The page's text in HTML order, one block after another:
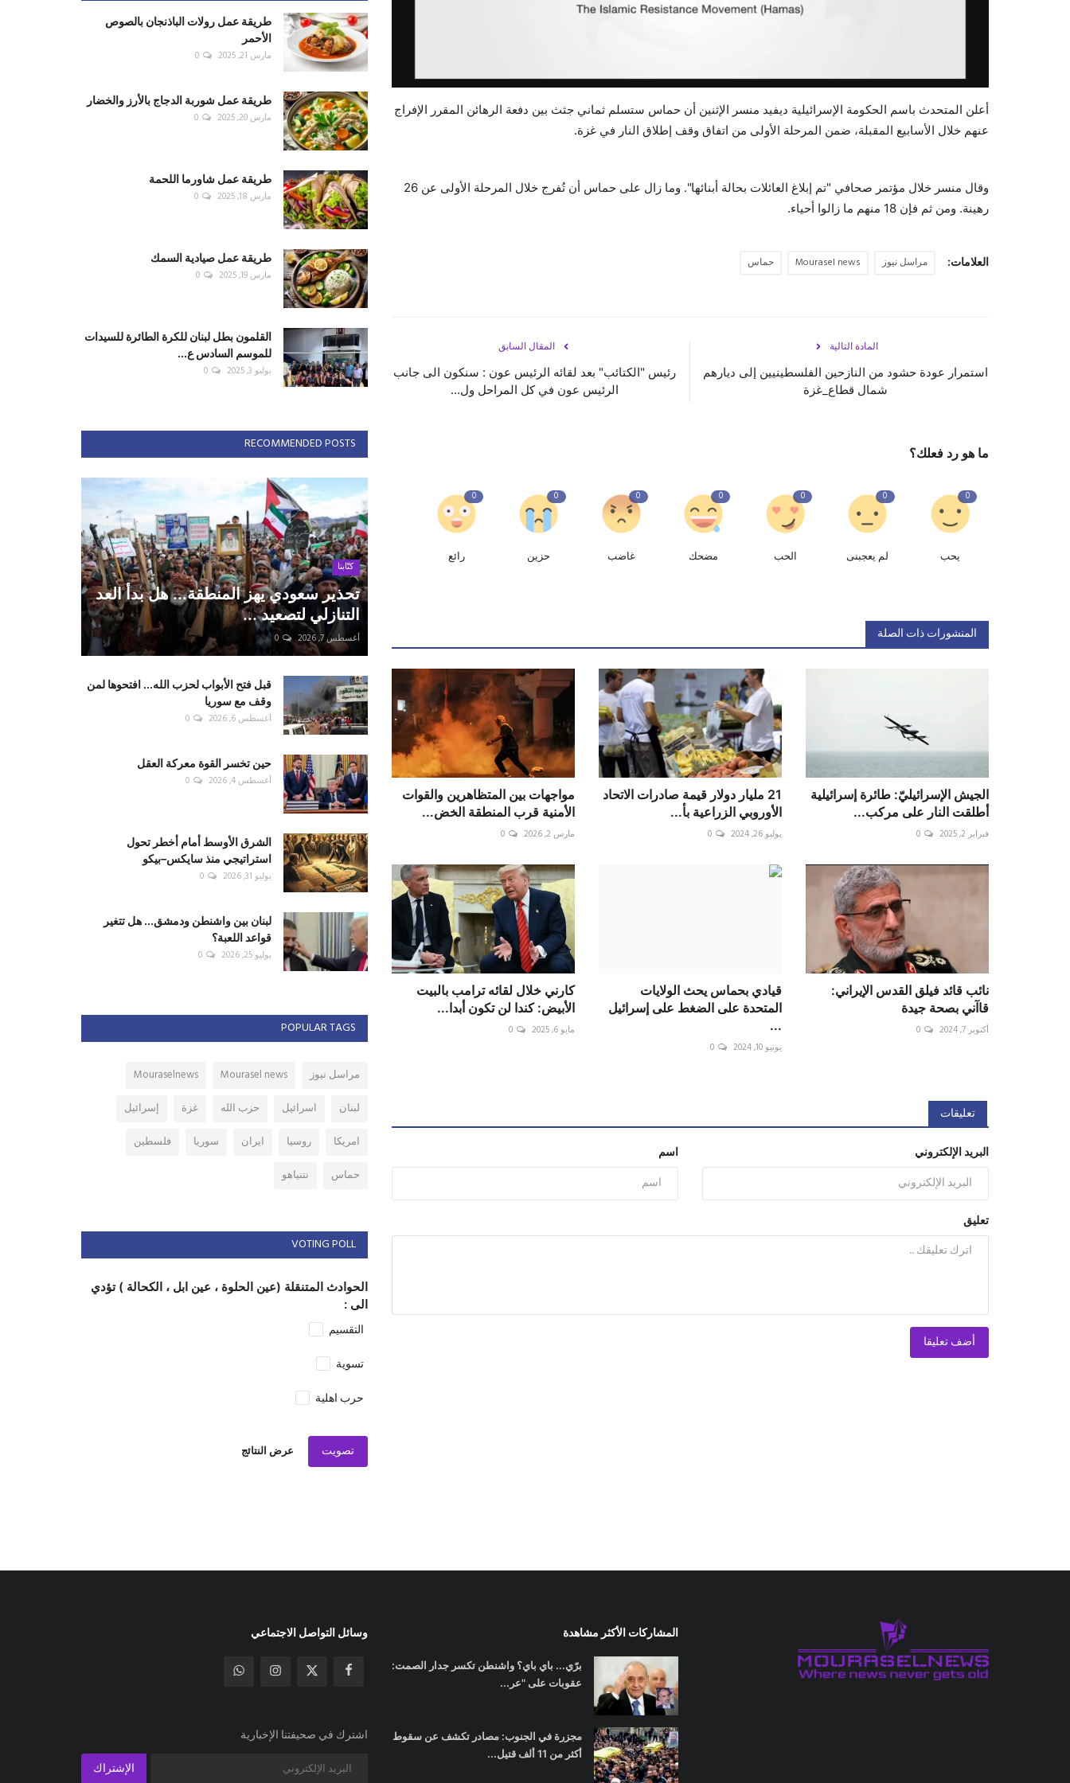
أعلن المتحدث باسم الحكومة الإسرائيلية ديفيد منسر الإثنين أن حماس ستسلم ثماني جثث بين دفعة الرهائن المقرر الإفراج
عنهم خلال الأسابيع المقبلة، ضمن المرحلة الأولى من اتفاق وقف إطلاق النار في غزة.
وقال منسر خلال مؤتمر صحافي "تم إبلاغ العائلات بحالة أبنائها". وما زال على حماس أن تُفرج خلال المرحلة الأولى عن 26
رهينة. ومن ثم فإن 18 منهم ما زالوا أحياء.
العلامات: مراسل نيوز Mourasel news حماس
المقال السابق
رئيس "الكتائب" بعد لقائه الرئيس عون : سنكون الى جانب
الرئيس عون في كل المراحل ول...
المادة التالية
استمرار عودة حشود من النازحين الفلسطينيين إلى ديارهم
شمال ⁧‫قطاع_غزة‬⁩
ما هو رد فعلك؟
0
يحب
0
لم يعجبنى
0
الحب
0
مضحك
0
غاضب
0
حزين
0
رائع
المنشورات ذات الصلة
الجيش الإسرائيليّ: طائرة إسرائيلية
أطلقت النار على مركب...
فبراير 2, 2025 0
21 مليار دولار قيمة صادرات الاتحاد
الأوروبي الزراعية بأ...
يوليو 26, 2024 0
مواجهات بين المتظاهرين والقوات
الأمنية قرب المنطقة الخض...
مارس 2, 2026 0
نائب قائد فيلق القدس الإيراني:
قاآني بصحة جيدة
أكتوبر 7, 2024 0
قيادي بحماس يحث الولايات
المتحدة على الضغط على إسرائيل
...
يونيو 10, 2024 0
كارني خلال لقائه ترامب بالبيت
الأبيض: كندا لن تكون أبدا...
مايو 6, 2025 0
تعليقات
اسم البريد الإلكتروني
تعليق
أضف تعليقا
طريقة عمل رولات الباذنجان بالصوص
الأحمر
مارس 21, 2025 0
طريقة عمل شوربة الدجاج بالأرز والخضار
مارس 20, 2025 0
طريقة عمل شاورما اللحمة
مارس 18, 2025 0
طريقة عمل صيادية السمك
مارس 19, 2025 0
القلمون بطل لبنان للكرة الطائرة للسيدات
للموسم السادس ع...
يوليو 3, 2025 0
RECOMMENDED POSTS
كتّابنا
تحذير سعودي يهز المنطقة... هل بدأ العد
التنازلي لتصعيد ...
أغسطس 7, 2026 0
قبل فتح الأبواب لحزب الله... افتحوها لمن
وقف مع سوريا
أغسطس 6, 2026 0
حين تخسر القوة معركة العقل
أغسطس 4, 2026 0
الشرق الأوسط أمام أخطر تحول
استراتيجي منذ سايكس–بيكو
يوليو 31, 2026 0
لبنان بين واشنطن ودمشق... هل تتغير
قواعد اللعبة؟
يوليو 25, 2026 0
POPULAR TAGS
مراسل نيوز Mourasel news
Mouraselnews
لبنان
اسرائيل حزب الله غزة
إسرائيل
امريكا
روسيا ايران سوريا
فلسطين
حماس
نتنياهو
VOTING POLL
الحوادث المتنقلة (عين الحلوة ، عين ابل ، الكحالة ) تؤدي
الى :
التقسيم
تسوية
حرب اهلية
تصويت عرض النتائج
المشاركات الأكثر مشاهدة
برّي... باي باي؟ واشنطن تكسر جدار الصمت:
عقوبات على "عر...
مجزرة في الجنوب: مصادر تكشف عن سقوط
أكثر من 11 ألف قتيل...
وسائل التواصل الاجتماعي
اشترك في صحيفتنا الإخبارية
الإشتراك